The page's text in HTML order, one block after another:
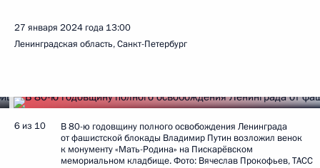
27 января 2024 года 13:00
Ленинградская область, Санкт-Петербург
6 из 10
В 80-ю годовщину полного освобождения Ленинграда
от фашистской блокады Владимир Путин возложил венок
к монументу «Мать-Родина» на Пискарёвском
мемориальном кладбище. Фото: Вячеслав Прокофьев, ТАСС